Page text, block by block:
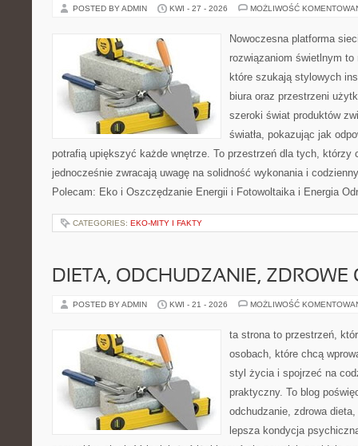
POSTED BY ADMIN KWI - 27 - 2026 MOŻLIWOŚĆ
Nowoczesna platforma
rozwiązaniom świetlnym
które szukają stylowych
biura oraz przestrzeni
szeroki świat produktów
światła, pokazując jak
potrafią upiększyć każde wnętrze. To przestrzeń dla tych, którzy
jednocześnie zwracają uwagę na solidność wykonania i
Polecam: Eko i Oszczędzanie Energii i Fotowoltaika i Energia
CATEGORIES: EKO-MITY I FAKTY
DIETA, ODCHUDZANIE, ZDROWE
POSTED BY ADMIN KWI - 21 - 2026 MOŻLIWOŚĆ
ta strona to przestrzeń,
osobach, które chcą
styl życia i spojrzeć na
praktyczny. To blog
odchudzanie, zdrowa
lepsza kondycja